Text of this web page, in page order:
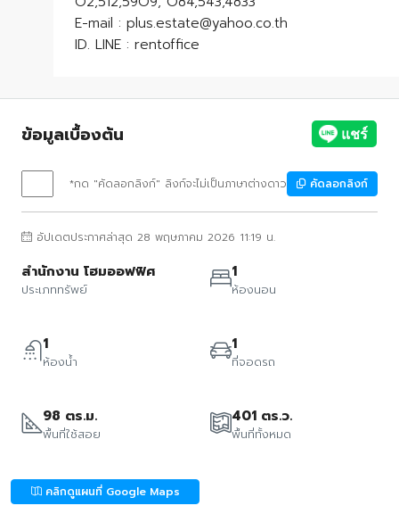
E-mail : plus.estate@yahoo.co.th
ID. LINE : rentoffice
ข้อมูลเบื้องต้น
*กด "คัดลอกลิงก์" ลิงก์จะไม่เป็นภาษาต่างดาว คัดลอกลิงก์
อัปเดตประกาศล่าสุด 28 พฤษภาคม 2026 11:19 น.
สำนักงาน โฮมออฟฟิศ
ประเภททรัพย์
1
ห้องนอน
1
ห้องน้ำ
1
ที่จอดรถ
98 ตร.ม.
พื้นที่ใช้สอย
401 ตร.ว.
พื้นที่ทั้งหมด
คลิกดูแผนที่ Google Maps